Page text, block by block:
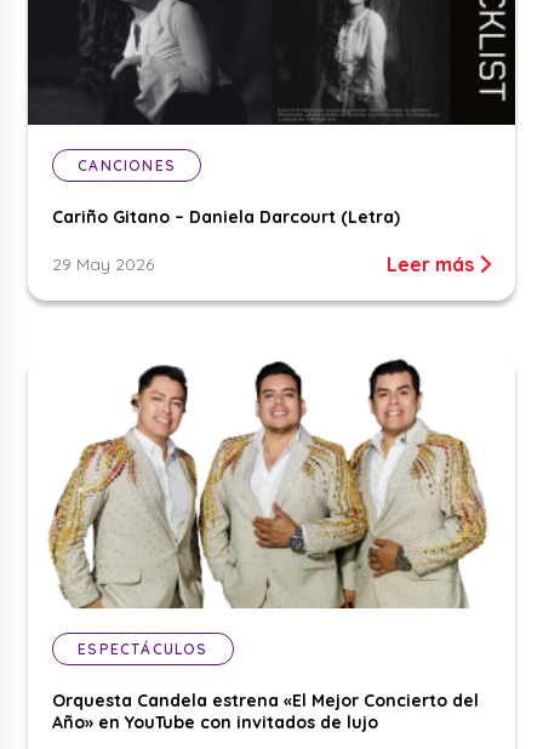
CANCIONES
Cariño Gitano – Daniela Darcourt (Letra)
29 May 2026 Leer más
ESPECTÁCULOS
Orquesta Candela estrena «El Mejor Concierto del
Año» en YouTube con invitados de lujo